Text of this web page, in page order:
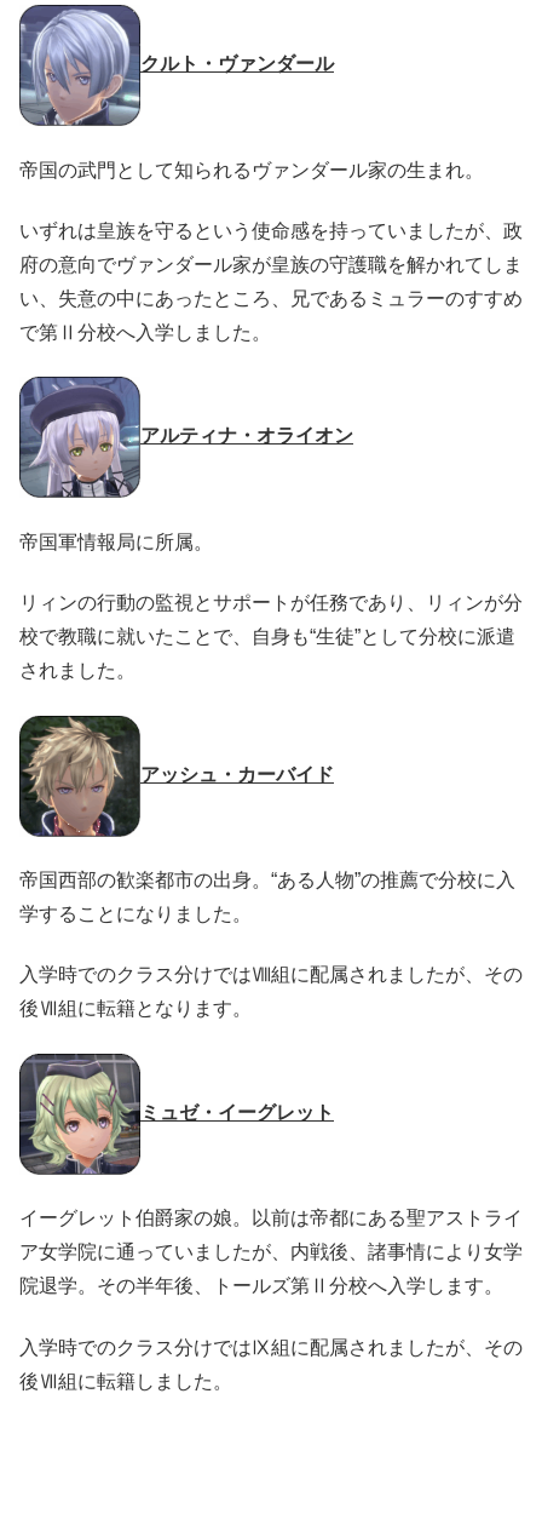
クルト・ヴァンダール
帝国の武門として知られるヴァンダール家の生まれ。
いずれは皇族を守るという使命感を持っていましたが、政
府の意向でヴァンダール家が皇族の守護職を解かれてしま
い、失意の中にあったところ、兄であるミュラーのすすめ
で第Ⅱ分校へ入学しました。
アルティナ・オライオン
帝国軍情報局に所属。
リィンの行動の監視とサポートが任務であり、リィンが分
校で教職に就いたことで、自身も“生徒”として分校に派遣
されました。
アッシュ・カーバイド
帝国西部の歓楽都市の出身。“ある人物”の推薦で分校に入
学することになりました。
入学時でのクラス分けではⅧ組に配属されましたが、その
後Ⅶ組に転籍となります。
ミュゼ・イーグレット
イーグレット伯爵家の娘。以前は帝都にある聖アストライ
ア女学院に通っていましたが、内戦後、諸事情により女学
院退学。その半年後、トールズ第Ⅱ分校へ入学します。
入学時でのクラス分けではⅨ組に配属されましたが、その
後Ⅶ組に転籍しました。